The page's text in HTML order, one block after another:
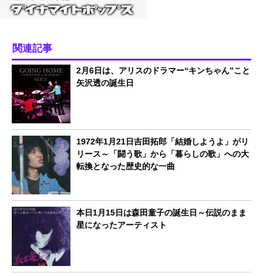
関連記事
2月6日は、アリスのドラマー“キンちゃん”こと
矢沢透の誕生日
1972年1月21日吉田拓郎「結婚しようよ」がリ
リース～「闘う歌」から「暮らしの歌」への大
転換となった歴史的な一曲
本日1月15日は森田童子の誕生日～伝説のまま
星になったアーティスト